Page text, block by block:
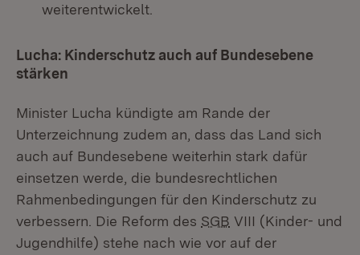
weiterentwickelt.
Lucha: Kinderschutz auch auf Bundesebene
stärken
Minister Lucha kündigte am Rande der
Unterzeichnung zudem an, dass das Land sich
auch auf Bundesebene weiterhin stark dafür
einsetzen werde, die bundesrechtlichen
Rahmenbedingungen für den Kinderschutz zu
verbessern. Die Reform des SGB VIII (Kinder- und
Jugendhilfe) stehe nach wie vor auf der